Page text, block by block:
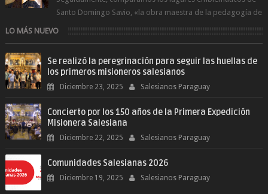
Santo Domingo Savio, «la obra maestra de la pedagogía de
Don Bosco». San Giovann...
LO MÁS NUEVO
Se realizó la peregrinación para seguir las huellas de
los primeros misioneros salesianos
Diciembre 23, 2025 Salesianos Paraguay
Concierto por los 150 años de la Primera Expedición
Misionera Salesiana
Diciembre 22, 2025 Salesianos Paraguay
Comunidades Salesianas 2026
Diciembre 19, 2025 Salesianos Paraguay